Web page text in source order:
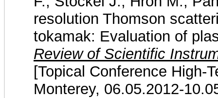
resolution Thomson
tokamak: Evaluation of
Review of Scientific
[Topical Conference High-
Monterey, 06.05.2012-